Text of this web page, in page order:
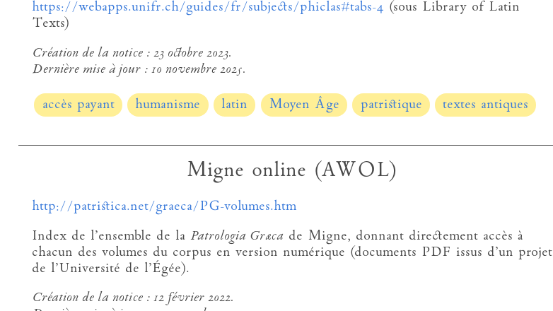
https://webapps.unifr.ch/guides/fr/subjects/phiclas#tabs-4 (sous Library of Latin
Texts)
Création de la notice : 23 octobre 2023.
Dernière mise à jour : 10 novembre 2025.
accès payant humanisme latin Moyen Âge patristique textes antiques
Migne online (AWOL)
http://patristica.net/graeca/PG-volumes.htm
Index de l’ensemble de la Patrologia Græca de Migne, donnant directement accès à
chacun des volumes du corpus en version numérique (documents PDF issus d’un projet
de l’Université de l’Égée).
Création de la notice : 12 février 2022.